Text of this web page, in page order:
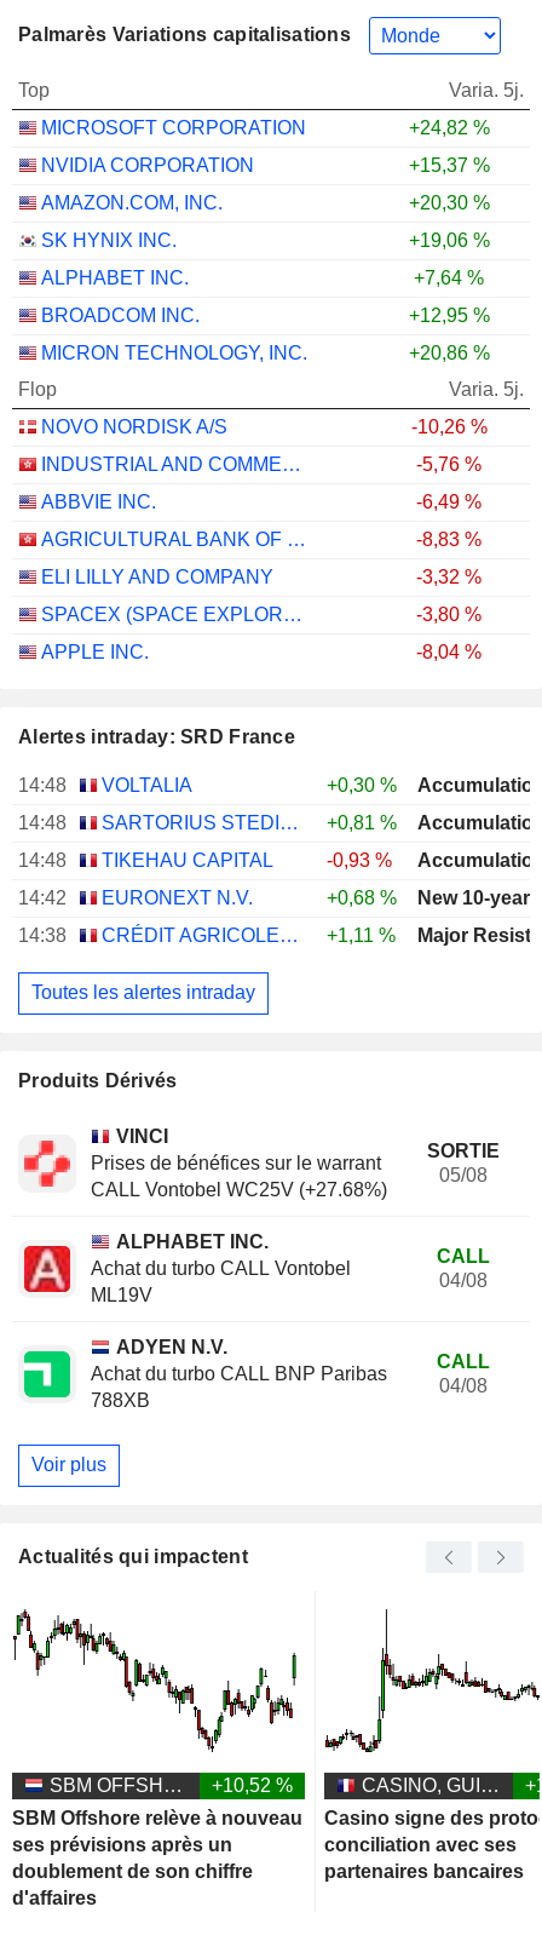
Palmarès Variations capitalisations
Top
Varia. 5j.
MICROSOFT CORPORATION
+24,82 %
NVIDIA CORPORATION
+15,37 %
AMAZON.COM, INC.
+20,30 %
SK HYNIX INC.
+19,06 %
ALPHABET INC.
+7,64 %
BROADCOM INC.
+12,95 %
MICRON TECHNOLOGY, INC.
+20,86 %
Flop
Varia. 5j.
NOVO NORDISK A/S
-10,26 %
INDUSTRIAL AND COMMERCIAL BANK OF CHINA LIMITED
-5,76 %
ABBVIE INC.
-6,49 %
AGRICULTURAL BANK OF CHINA LIMITED
-8,83 %
ELI LILLY AND COMPANY
-3,32 %
SPACEX (SPACE EXPLORATION TECHNOLOGIES)
-3,80 %
APPLE INC.
-8,04 %
Alertes intraday: SRD France
14:48 VOLTALIA
+0,30 %
14:48
SARTORIUS STEDIM BIOTECH
+0,81 %
14:48
TIKEHAU CAPITAL
-0,93 %
14:42
EURONEXT N.V. +0,68 %
New 10-year
14:38
CRÉDIT AGRICOLE S.A. +1,11 %
Toutes les alertes intraday
Produits Dérivés
VINCI
Prises de bénéfices sur le warrant
CALL Vontobel WC25V (+27.68%)
SORTIE
05/08
ALPHABET INC.
Achat du turbo CALL Vontobel
ML19V
CALL
04/08
ADYEN N.V.
Achat du turbo CALL BNP Paribas
788XB
CALL
04/08
Voir plus
Actualités qui impactent
SBM OFFSHORE N.V.
+10,52 %
SBM Offshore relève à nouveau
ses prévisions après un
doublement de son chiffre
d'affaires
CASINO, GUICHARD-PERRACHON SA
Casino signe des
conciliation avec ses
partenaires bancaires